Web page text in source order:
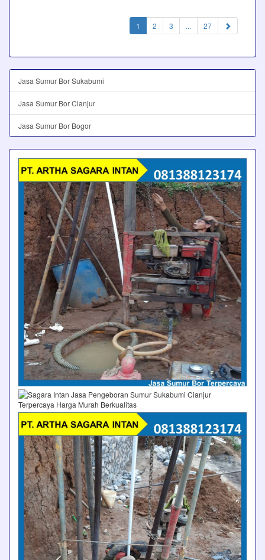
1 (current)
2 3 ... 27
Jasa Sumur Bor Sukabumi
Jasa Sumur Bor Cianjur
Jasa Sumur Bor Bogor